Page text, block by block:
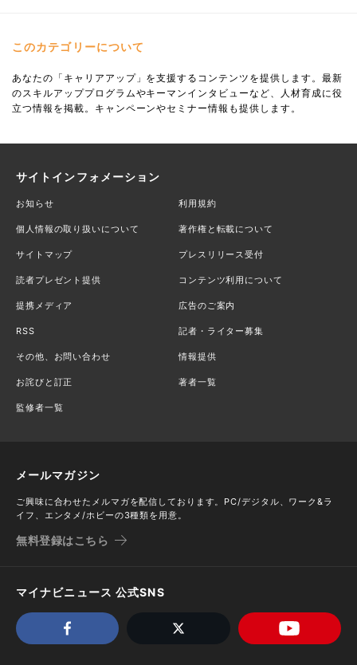
このカテゴリーについて
あなたの「キャリアアップ」を支援するコンテンツを提供します。最新
のスキルアッププログラムやキーマンインタビューなど、人材育成に役
立つ情報を掲載。キャンペーンやセミナー情報も提供します。
サイトインフォメーション
お知らせ 利用規約
個人情報の取り扱いについて 著作権と転載について
サイトマップ プレスリリース受付
読者プレゼント提供 コンテンツ利用について
提携メディア 広告のご案内
RSS 記者・ライター募集
その他、お問い合わせ 情報提供
お詫びと訂正 著者一覧
監修者一覧
メールマガジン
ご興味に合わせたメルマガを配信しております。PC/デジタル、ワーク&ラ
イフ、エンタメ/ホビーの3種類を用意。
無料登録はこちら
マイナビニュース 公式SNS